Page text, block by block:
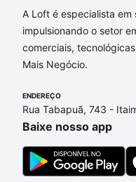
A Loft é especialista em
impulsionando o setor
comerciais,
Mais Negócio.
ENDEREÇO
Rua Tabapuã, 743 -
Baixe nosso app